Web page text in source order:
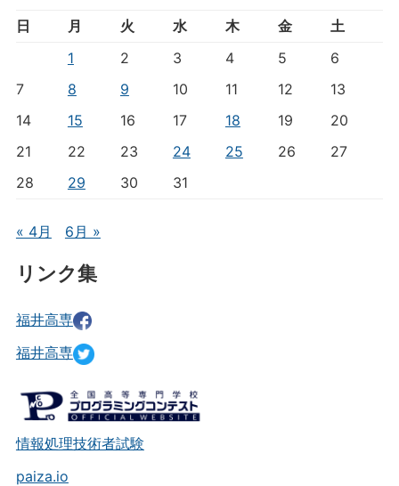
日 月 火 水 木 金
土
1
2 3 4 5
6
7
8 9 10 11 12
13
14
15 16 17 18 19
20
21
22 23 24 25 26
27
28
29 30 31
« 4月 6月 »
リンク集
福井高専
福井高専
情報処理技術者試験
paiza.io